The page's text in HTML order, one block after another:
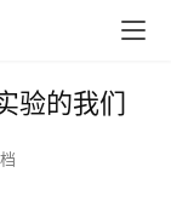
验的我们